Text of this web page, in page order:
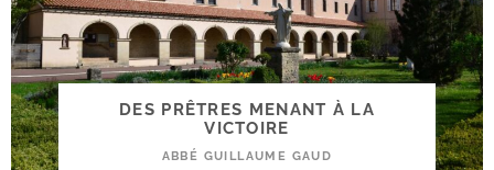
DES PRÊTRES MENANT À LA
VICTOIRE
ABBÉ GUILLAUME GAUD